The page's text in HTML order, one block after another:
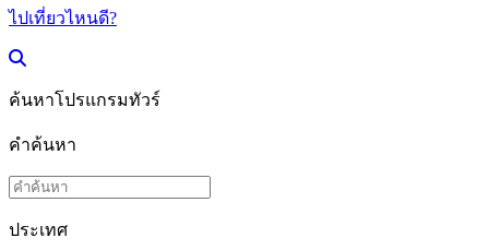
ไปเที่ยวไหนดี?
ค้นหาโปรแกรมทัวร์
คำค้นหา
ประเทศ